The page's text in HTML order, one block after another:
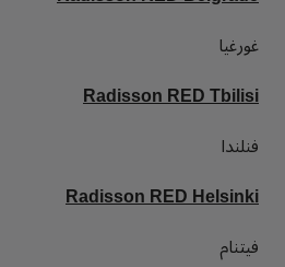
غورغيا
Radisson RED Tbilisi
فنلندا
Radisson RED Helsinki
فيتنام